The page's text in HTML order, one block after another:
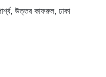
উত্তর কাফরুল, ঢাকা